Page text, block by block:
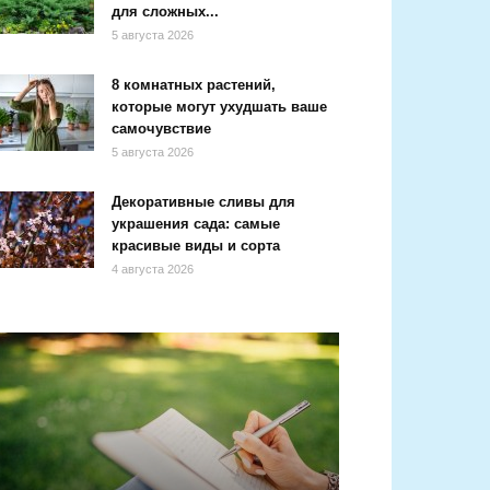
для сложных...
5 августа 2026
8 комнатных растений,
которые могут ухудшать ваше
самочувствие
5 августа 2026
Декоративные сливы для
украшения сада: самые
красивые виды и сорта
4 августа 2026